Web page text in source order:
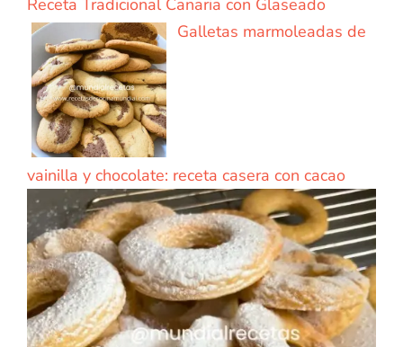
Receta Tradicional Canaria con Glaseado
Galletas marmoleadas de
vainilla y chocolate: receta casera con cacao